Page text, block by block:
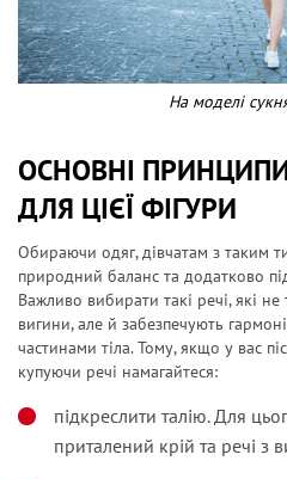
На моделі
ОСНОВНІ
ДЛЯ ЦІЄЇ ФІГУРИ
Обираючи одяг, дівчатам з таким
природний баланс та додатково
Важливо вибирати такі речі, які
вигини, але й забезпечують
частинами тіла. Тому, якщо у вас
купуючи речі намагайтеся:
підкреслити талію. Для
приталений крій та речі